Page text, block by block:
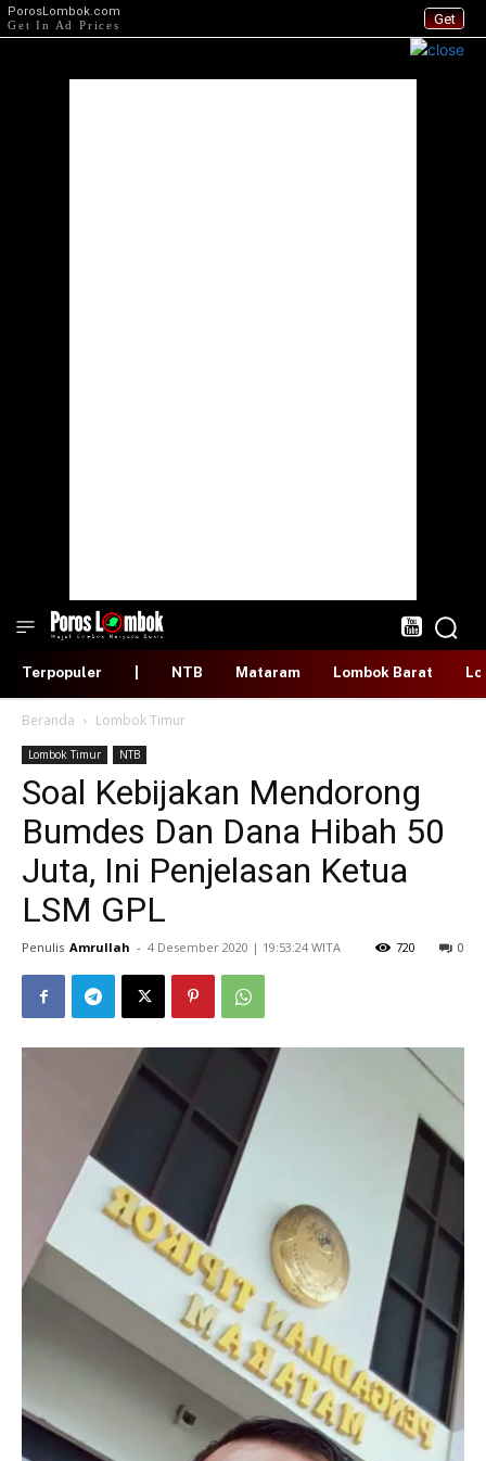
Get
PorosLombok.com
Get In Ad Prices
Terpopuler NTB Mataram Lombok Barat
Beranda Lombok Timur
Lombok Timur NTB
Soal Kebijakan Mendorong
Bumdes Dan Dana Hibah 50
Juta, Ini Penjelasan Ketua
LSM GPL
Penulis Amrullah - ​4 Desember 2020 | 19:53:24 WITA 0
720